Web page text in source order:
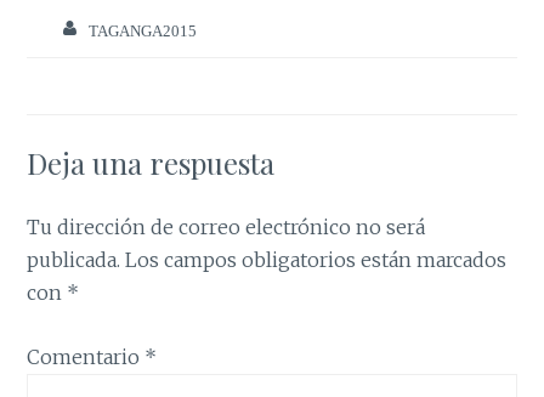
TAGANGA2015
Deja una respuesta
Tu dirección de correo electrónico no será
publicada. Los campos obligatorios están marcados
con *
Comentario *